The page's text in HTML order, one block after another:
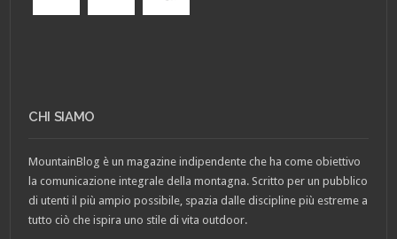
CHI SIAMO
MountainBlog è un magazine indipendente che ha come obiettivo
la comunicazione integrale della montagna. Scritto per un pubblico
di utenti il più ampio possibile, spazia dalle discipline più estreme a
tutto ciò che ispira uno stile di vita outdoor.